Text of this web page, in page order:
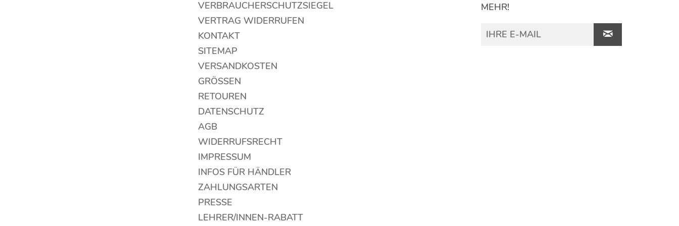
VERBRAUCHERSCHUTZSIEGEL
VERTRAG WIDERRUFEN
KONTAKT
SITEMAP
VERSANDKOSTEN
GRÖSSEN
RETOUREN
DATENSCHUTZ
AGB
WIDERRUFSRECHT
IMPRESSUM
INFOS FÜR HÄNDLER
ZAHLUNGSARTEN
PRESSE
LEHRER/INNEN-RABATT
MEHR!